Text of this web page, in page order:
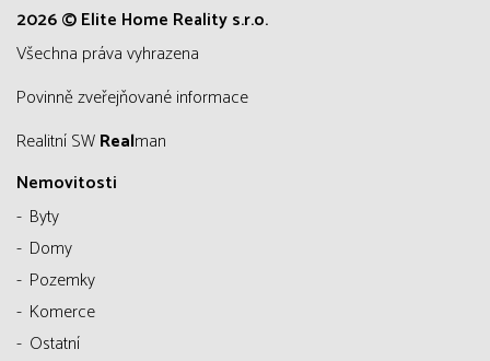
2026 © Elite Home Reality s.r.o.
všechna práva vyhrazena
Povinně zveřejňované informace
Realitní SWRealman
Nemovitosti
Byty
Domy
Pozemky
Komerce
Ostatní